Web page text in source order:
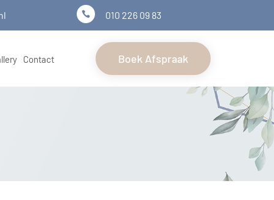
 010 226 09 83
Contact Boek Afspraak